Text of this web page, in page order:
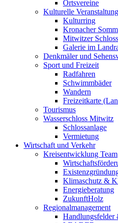
Ortsvereine
Kulturelle
Kulturring
Kronacher
Mitwitzer
Galerie im
Denkmäler und
Sport und Freizeit
Radfahren
Schwimmbäder
Wandern
Freizeitkarte
Tourismus
Wasserschloss Mitwitz
Schlossanlage
Vermietung
Wirtschaft und Verkehr
Kreisentwicklung Team
Klimaschutz &
Energieberatung
ZukunftHolz
Regionalmanagement
Handlungsfelder